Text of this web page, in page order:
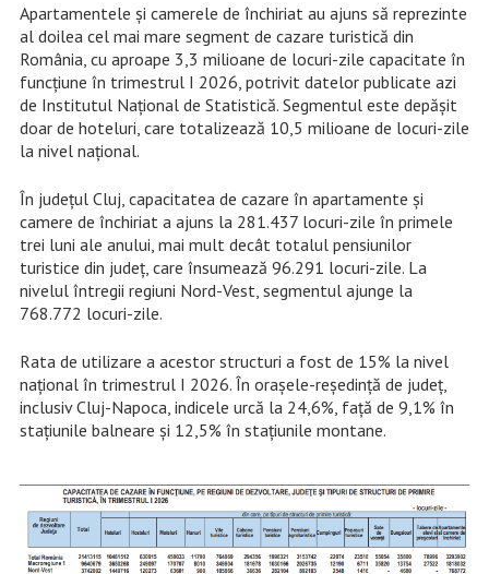
Apartamentele și camerele de închiriat au ajuns să reprezinte
al doilea cel mai mare segment de cazare turistică din
România, cu aproape 3,3 milioane de locuri-zile capacitate în
funcțiune în trimestrul I 2026, potrivit datelor publicate azi
de Institutul Național de Statistică. Segmentul este depășit
doar de hoteluri, care totalizează 10,5 milioane de locuri-zile
la nivel național.
În județul Cluj, capacitatea de cazare în apartamente și
camere de închiriat a ajuns la 281.437 locuri-zile în primele
trei luni ale anului, mai mult decât totalul pensiunilor
turistice din județ, care însumează 96.291 locuri-zile. La
nivelul întregii regiuni Nord-Vest, segmentul ajunge la
768.772 locuri-zile.
Rata de utilizare a acestor structuri a fost de 15% la nivel
național în trimestrul I 2026. În orașele-reședință de județ,
inclusiv Cluj-Napoca, indicele urcă la 24,6%, față de 9,1% în
stațiunile balneare și 12,5% în stațiunile montane.